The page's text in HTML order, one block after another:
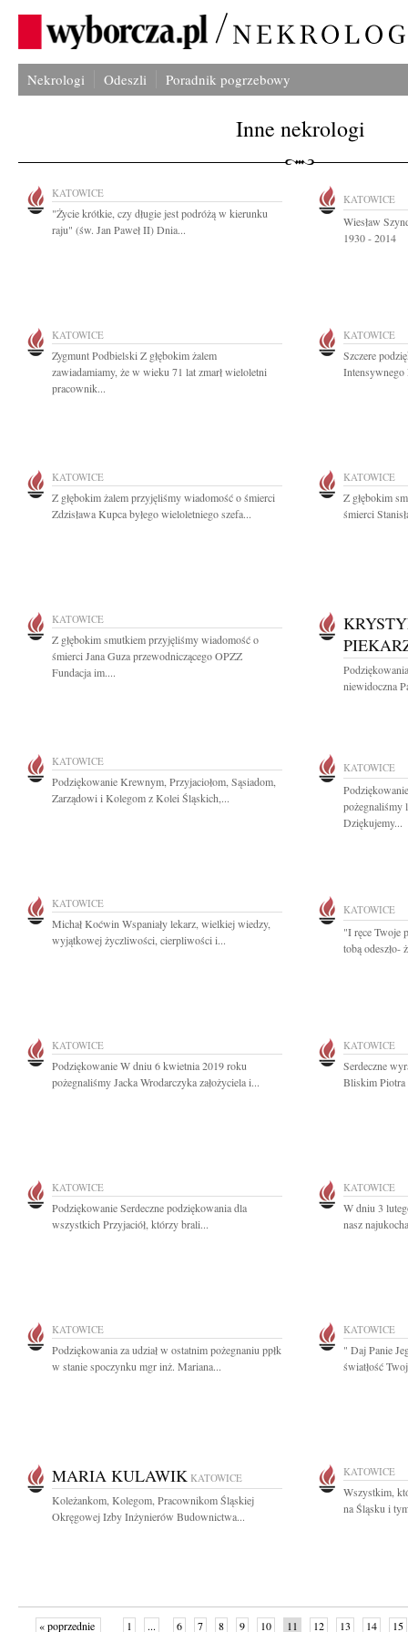
Nekrologi Odeszli Poradnik pogrzebowy
Inne nekrologi
KATOWICE
"Życie krótkie, czy długie jest podróżą w kierunku
raju" (św. Jan Paweł II) Dnia...
KATOWICE
Wiesław
1930 - 2014
KATOWICE
Zygmunt Podbielski Z głębokim żalem
zawiadamiamy, że w wieku 71 lat zmarł wieloletni
pracownik...
KATOWICE
Szczere
Intensywnego
KATOWICE
Z głębokim żalem przyjęliśmy wiadomość o śmierci
Zdzisława Kupca byłego wieloletniego szefa...
KATOWICE
Z głębokim
śmierci
KATOWICE
Z głębokim smutkiem przyjęliśmy wiadomość o
śmierci Jana Guza przewodniczącego OPZZ
Fundacja im....
niewidoczna
KATOWICE
Podziękowanie Krewnym, Przyjaciołom, Sąsiadom,
Zarządowi i Kolegom z Kolei Śląskich,...
KATOWICE
pożegnaliśmy
Dziękujemy...
KATOWICE
Michał Koćwin Wspaniały lekarz, wielkiej wiedzy,
wyjątkowej życzliwości, cierpliwości i...
KATOWICE
"I ręce Twoje
tobą odeszło-
KATOWICE
Podziękowanie W dniu 6 kwietnia 2019 roku
pożegnaliśmy Jacka Wrodarczyka założyciela i...
KATOWICE
Serdeczne
Bliskim Piotra
KATOWICE
Podziękowanie Serdeczne podziękowania dla
wszystkich Przyjaciół, którzy brali...
KATOWICE
W dniu 3
nasz
KATOWICE
Podziękowania za udział w ostatnim pożegnaniu ppłk
w stanie spoczynku mgr inż. Mariana...
KATOWICE
" Daj Panie
światłość
MARIA KULAWIK KATOWICE
Koleżankom, Kolegom, Pracownikom Śląskiej
Okręgowej Izby Inżynierów Budownictwa...
KATOWICE
Wszystkim,
na Śląsku i
« poprzednie 1 ... 6 7 8 9 10 11 12 13 14 15